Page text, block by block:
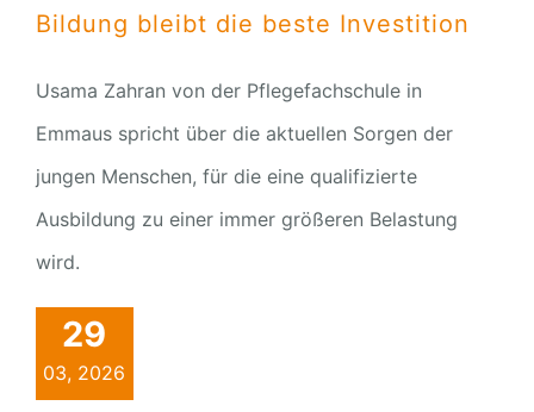
Bildung bleibt die beste Investition
Usama Zahran von der Pflegefachschule in
Emmaus spricht über die aktuellen Sorgen der
jungen Menschen, für die eine qualifizierte
Ausbildung zu einer immer größeren Belastung
wird.
29
03, 2026